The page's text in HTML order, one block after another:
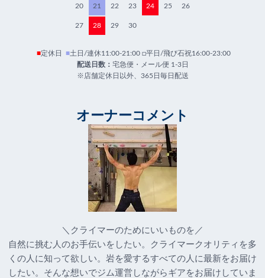
20 21 22 23 24 25 26
27 28 29 30
■定休日 ■土日/連休11:00-21:00 □平日/飛び石祝16:00-23:00
配送日数： 宅急便・メール便 1-3日
※店舗定休日以外、365日毎日配送
オーナーコメント
＼クライマーのためにいいものを／
自然に挑む人のお手伝いをしたい。クライマークオリティを多
くの人に知って欲しい。岩を愛するすべての人に最新をお届け
したい。そんな想いでジム運営しながらギアをお届けしていま